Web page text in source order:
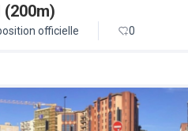
(200m)
officielle 0